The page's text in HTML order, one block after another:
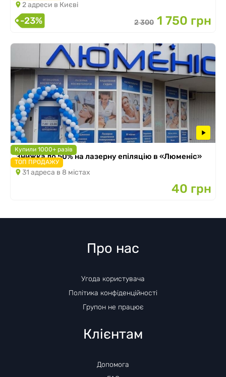
2 адреси в Києві
-23% 2 300 1 750 грн
Купили 1000+ разів
ТОП ПРОДАЖУ
Знижка до 50% на лазерну епіляцію в «Люменіс»
31 адреса в 8 містах
40 грн
Про нас
Угода користувача
Політика конфіденційності
Групон не працює
Клієнтам
Допомога